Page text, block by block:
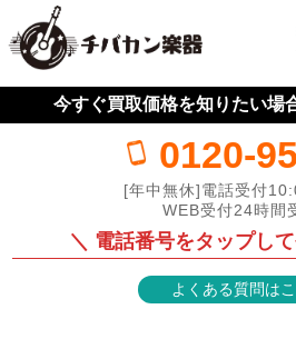
今すぐ買取価格を知りたい場
0120-
[年中無休]電話受付
WEB受付24時間
＼ 電話番号をタップし
よくある質問は